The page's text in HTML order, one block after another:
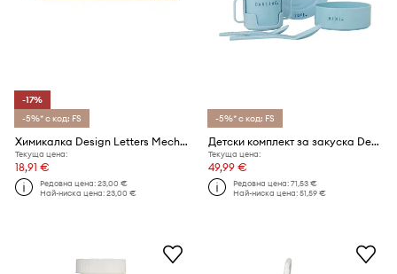
-17%
-5%* с код: FS
Химикалка Design Letters Mechanical Pen
Текуща цена:
18,91 €
Редовна цена:23,00 €
Най-ниска цена:23,00 €
-5%* с код: FS
Детски комплект за закуска Design Letters Mini Favourite (5 броя)
Текуща цена:
49,99 €
Редовна цена:71,53 €
Най-ниска цена:51,59 €